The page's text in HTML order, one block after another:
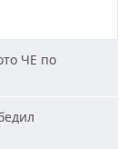
ЧЕ по